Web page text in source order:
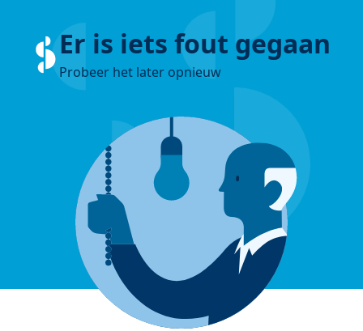
Er is iets fout gegaan
Probeer het later opnieuw